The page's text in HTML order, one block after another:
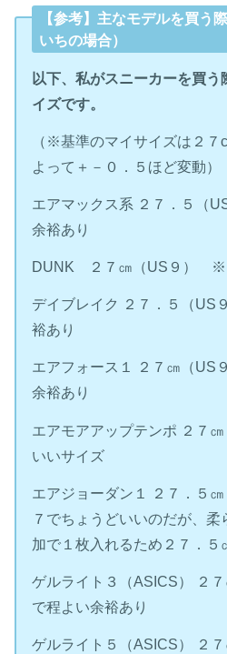
【参考】主なモデルを買う
いちの場合）
以下、私がスニーカーを買
イズです。
（※基準のマイサイズは２７
よって＋－０．５ほど変動）
エアマックス系 ２７．５（
余裕あり
DUNK ２７㎝（US９） ※
デイブレイク ２７．５（
裕あり
エアフォース１ ２７㎝（
余裕あり
エアモアアップテンポ ２７
いいサイズ
エアジョーダン１ ２７．５
７でちょうどいいのだが、
加で１枚入れるため２７．５
ゲルライト３（ASICS） ２
で程よい余裕あり
ゲルライト５（ASICS） ２